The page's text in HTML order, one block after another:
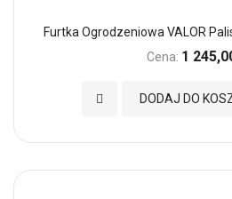
Furtka Ogrodzeniowa VALOR
Cena: 1
DODAJ DO
Dodaj do Ulubionych